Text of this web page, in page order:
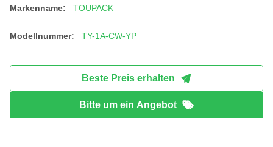
Markenname: TOUPACK
Modellnummer: TY-1A-CW-YP
Beste Preis erhalten
Bitte um ein Angebot